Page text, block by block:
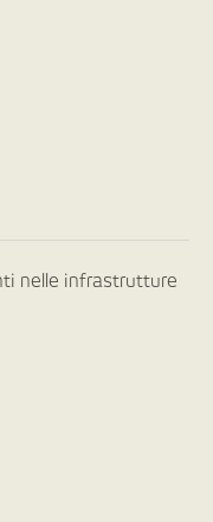
nelle infrastrutture